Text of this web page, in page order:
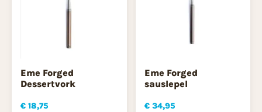
Eme Forged
Dessertvork
€ 18,75
Eme Forged
sauslepel
€ 34,95